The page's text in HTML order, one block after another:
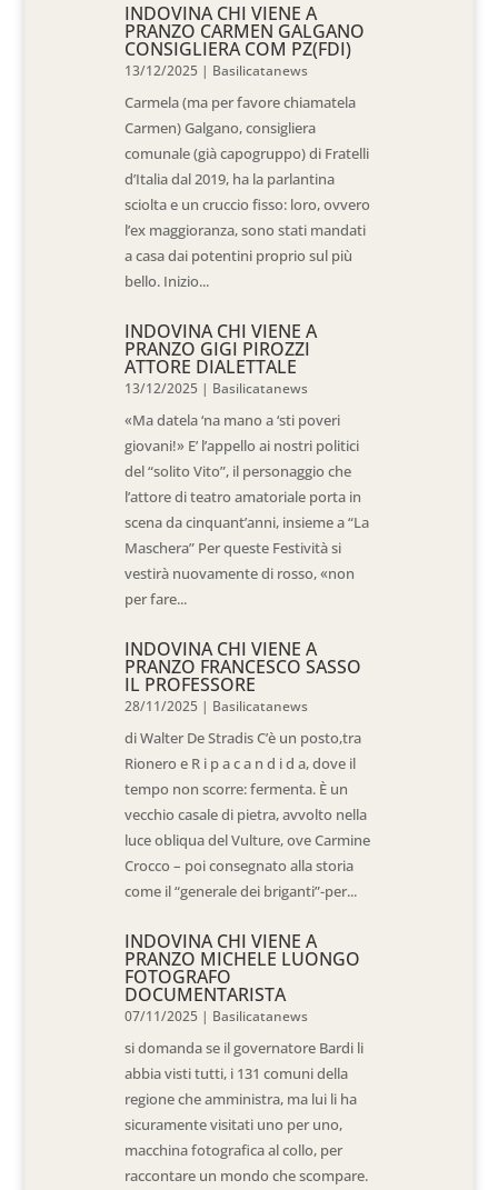
INDOVINA CHI VIENE A
PRANZO CARMEN GALGANO
CONSIGLIERA COM PZ(FDI)
13/12/2025 | Basilicatanews
Carmela (ma per favore chiamatela
Carmen) Galgano, consigliera
comunale (già capogruppo) di Fratelli
d’Italia dal 2019, ha la parlantina
sciolta e un cruccio fisso: loro, ovvero
l’ex maggioranza, sono stati mandati
a casa dai potentini proprio sul più
bello. Inizio...
INDOVINA CHI VIENE A
PRANZO GIGI PIROZZI
ATTORE DIALETTALE
13/12/2025 | Basilicatanews
«Ma datela ‘na mano a ‘sti poveri
giovani!» E’ l’appello ai nostri politici
del “solito Vito”, il personaggio che
l’attore di teatro amatoriale porta in
scena da cinquant’anni, insieme a “La
Maschera” Per queste Festività si
vestirà nuovamente di rosso, «non
per fare...
INDOVINA CHI VIENE A
PRANZO FRANCESCO SASSO
IL PROFESSORE
28/11/2025 | Basilicatanews
di Walter De Stradis C’è un posto,tra
Rionero e R i p a c a n d i d a, dove il
tempo non scorre: fermenta. È un
vecchio casale di pietra, avvolto nella
luce obliqua del Vulture, ove Carmine
Crocco – poi consegnato alla storia
come il “generale dei briganti”-per...
INDOVINA CHI VIENE A
PRANZO MICHELE LUONGO
FOTOGRAFO
DOCUMENTARISTA
07/11/2025 | Basilicatanews
si domanda se il governatore Bardi li
abbia visti tutti, i 131 comuni della
regione che amministra, ma lui li ha
sicuramente visitati uno per uno,
macchina fotografica al collo, per
raccontare un mondo che scompare.